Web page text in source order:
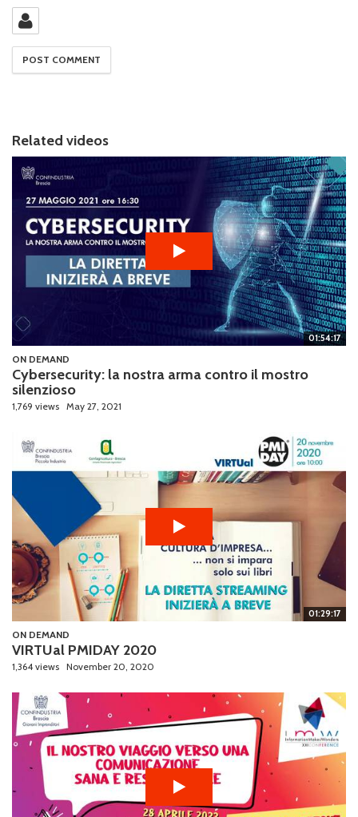
Related videos
01:54:17
ON DEMAND
Cybersecurity: la nostra arma contro il mostro
silenzioso
1,769 views May 27, 2021
01:29:17
ON DEMAND
VIRTUal PMIDAY 2020
1,364 views November 20, 2020